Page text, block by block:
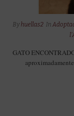
By huellas2 In
GATO